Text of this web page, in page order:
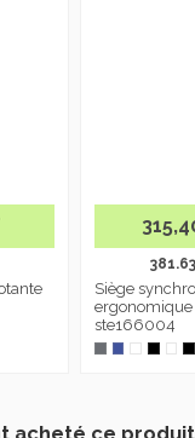
Siège
ergonomique
ste166004